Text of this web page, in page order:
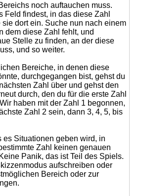
noch auftauchen muss.
Feld findest, in das diese Zahl
sie dort ein. Suche nun nach einem
dem diese Zahl fehlt, und
Stelle zu finden, an der diese
und so weiter.
Bereiche, in denen diese
durchgegangen bist, gehst du
Zahl über und gehst den
durch, den du für die erste Zahl
haben mit der Zahl 1 begonnen,
Zahl 2 sein, dann 3, 4, 5, bis
es Situationen geben wird, in
Zahl keinen genauen
Panik, das ist Teil des Spiels.
aufschreiben oder
Bereich oder zur